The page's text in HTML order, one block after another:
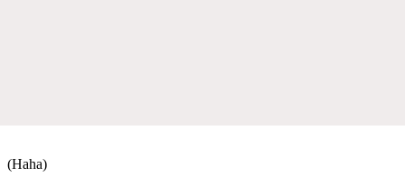
(Haha)